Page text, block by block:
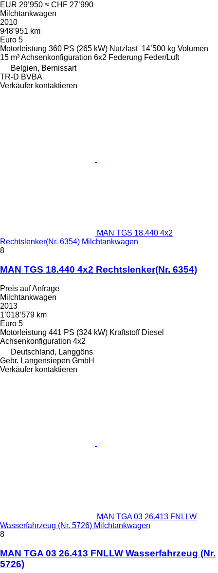
EUR 29’950 ≈ CHF 27’990
Milchtankwagen
2010
948’951 km
Euro 5
Motorleistung 360 PS (265 kW) Nutzlast 14’500 kg Volumen
15 m³Achsenkonfiguration 6x2 Federung Feder/Luft
Belgien, Bernissart
TR-D BVBA
Verkäufer kontaktieren
MAN TGS 18.440 4x2
Rechtslenker(Nr. 6354) Milchtankwagen
8
MAN TGS 18.440 4x2 Rechtslenker(Nr. 6354)
Preis auf Anfrage
Milchtankwagen
2013
1’018’579 km
Euro 5
Motorleistung 441 PS (324 kW) Kraftstoff Diesel
Achsenkonfiguration 4x2
Deutschland, Langgöns
Gebr. Langensiepen GmbH
Verkäufer kontaktieren
MAN TGA 03 26.413 FNLLW
Wasserfahrzeug (Nr. 5726) Milchtankwagen
8
MAN TGA 03 26.413 FNLLW Wasserfahrzeug (Nr.
5726)